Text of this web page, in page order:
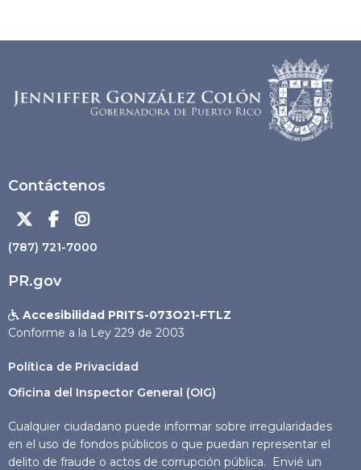
Contáctenos
  
(787) 721-7000
PR.gov
 Accesibilidad PRITS-073O21-FTLZ
Conforme a la Ley 229 de 2003
Política de Privacidad
Oficina del Inspector General (OIG)
Cualquier ciudadano puede informar sobre irregularidades
en el uso de fondos públicos o que puedan representar el
delito de fraude o actos de corrupción pública. Envié un